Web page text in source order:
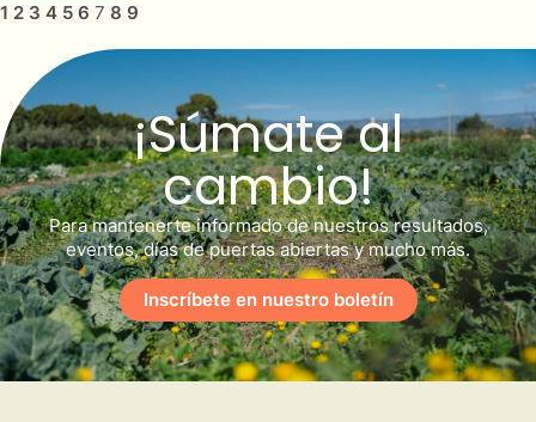
1 2 3 4 5 6 7 8 9
¡Súmate al
cambio!
Para mantenerte informado de nuestros resultados,
eventos, días de puertas abiertas y mucho más.
Inscríbete en nuestro boletín